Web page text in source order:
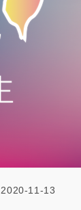
2020-11-13